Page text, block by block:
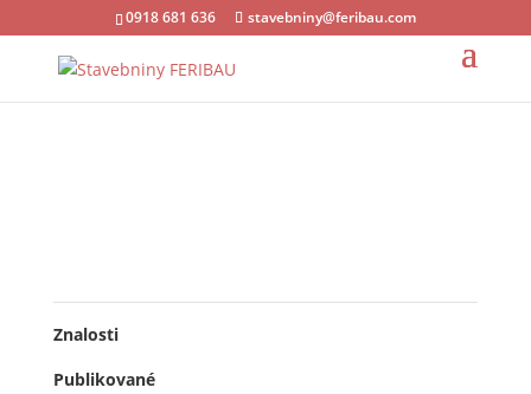
0918 681 636 stavebniny@feribau.com
Znalosti
Publikované